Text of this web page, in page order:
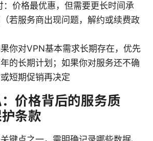
：价格最优惠，但需要更长时间承
若服务商出现问题，解约或续费政
你对VPN基本需求长期存在，优先
的长期计划；如果你对服务还不确
短期促销再决定
价格背后的服务质
条款